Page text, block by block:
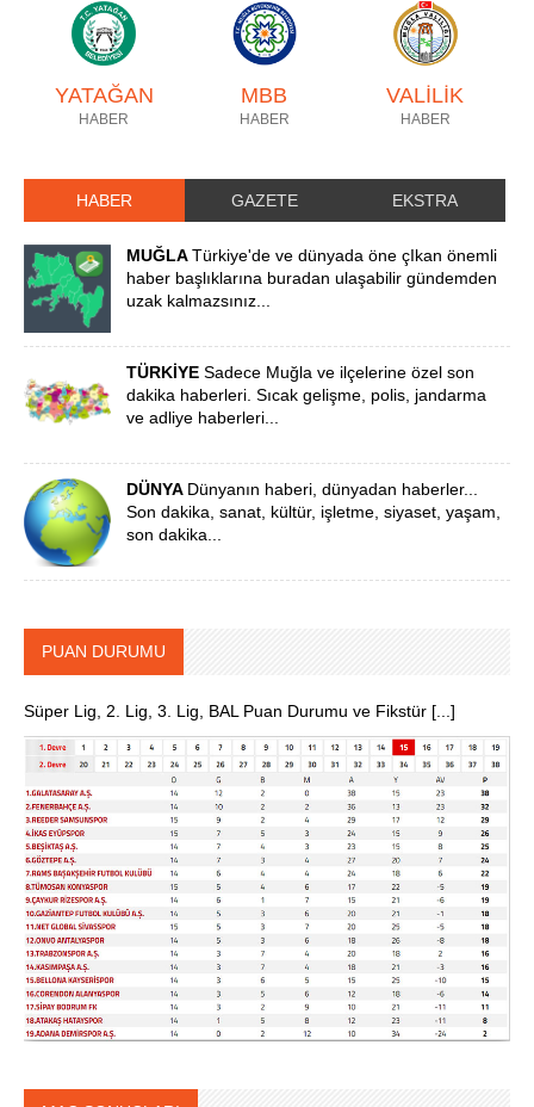
YATAĞAN
HABER
MBB
HABER
VALİLİK
HABER
HABER GAZETE EKSTRA
MUĞLATürkiye'de ve dünyada öne çIkan önemli
haber başlıklarına buradan ulaşabilir gündemden
uzak kalmazsınız...
TÜRKİYESadece Muğla ve ilçelerine özel son
dakika haberleri. Sıcak gelişme, polis, jandarma
ve adliye haberleri...
DÜNYA Dünyanın haberi, dünyadan haberler...
Son dakika, sanat, kültür, işletme, siyaset, yaşam,
son dakika...
PUAN DURUMU
Süper Lig, 2. Lig, 3. Lig, BAL Puan Durumu ve Fikstür [...]